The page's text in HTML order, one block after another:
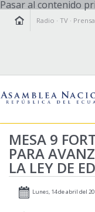
Pasar al contenido
Radio ·TV · Prensa
LA ASAMBLEA
LEGISLAMOS
FISCALIZAMOS
MESA 9
PARA
LA LEY DE
Lunes, 14 de abril del